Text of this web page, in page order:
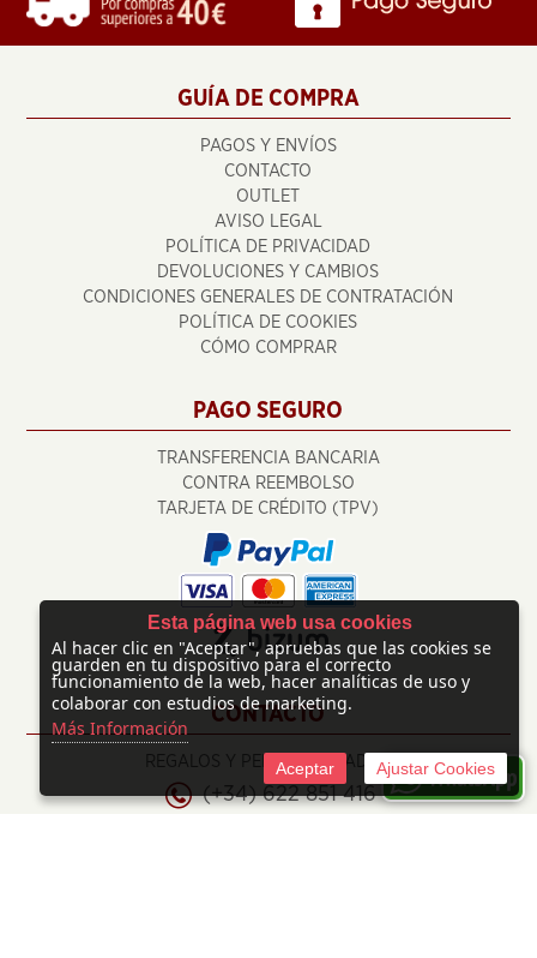
GUÍA DE COMPRA
PAGOS Y ENVÍOS
CONTACTO
OUTLET
AVISO LEGAL
POLÍTICA DE PRIVACIDAD
DEVOLUCIONES Y CAMBIOS
CONDICIONES GENERALES DE CONTRATACIÓN
POLÍTICA DE COOKIES
CÓMO COMPRAR
PAGO SEGURO
TRANSFERENCIA BANCARIA
CONTRA REEMBOLSO
TARJETA DE CRÉDITO (TPV)
CONTACTO
REGALOS Y PERSONALIZADOS
(+34) 622 851 416
Esta página web usa cookies
Al hacer clic en "Aceptar", apruebas que las cookies se
guarden en tu dispositivo para el correcto
funcionamiento de la web, hacer analíticas de uso y
colaborar con estudios de marketing.
Más Información
Aceptar Ajustar Cookies